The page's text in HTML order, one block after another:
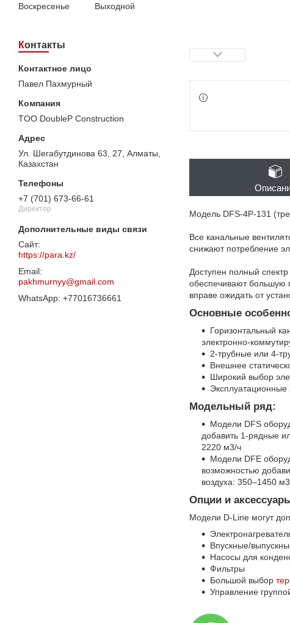
Воскресенье
Выходной
Контакты
Павел Пахмурный
TOO DoubleP Construction
Ул. Шегабутдинова 63, 27, Алматы,
Казахстан
+7 (701) 673-66-61
Директор
https://para.kz/
pakhmurnyy@gmail.com
+77016736661
Модель DFS-4P-131
Все канальные
снижают потребление
Доступен полный
обеспечивают большую
вправе ожидать от
Основные
Горизонтальный
электронно-
2-трубные или 4-
Внешнее
Широкий выбор
Эксплуатационные
Модельный ряд:
Модели DFS
добавить 1-рядные
2220 м3/ч
Модели DFE
возможностью
воздуха: 350–1450
Опции и
Модели D-Line могут
Впускные/
Насосы для
Фильтры
Большой выбор
Управление